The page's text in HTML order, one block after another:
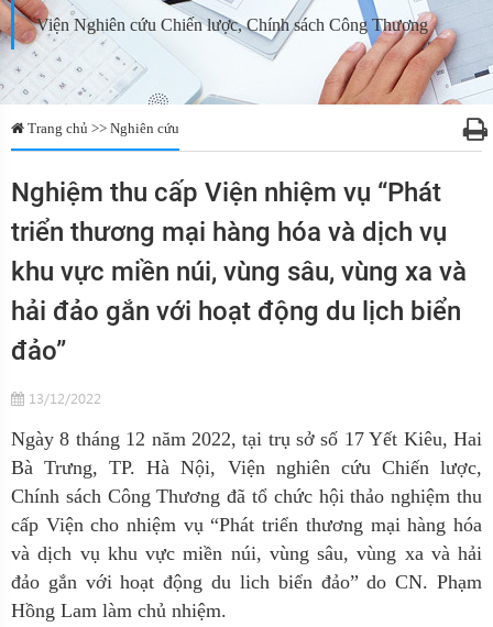
Viện Nghiên cứu Chiến lược, Chính sách Công Thương
Trang chủ >> Nghiên cứu
Nghiệm thu cấp Viện nhiệm vụ “Phát
triển thương mại hàng hóa và dịch vụ
khu vực miền núi, vùng sâu, vùng xa và
hải đảo gắn với hoạt động du lịch biển
đảo”
13/12/2022
Ngày 8 tháng 12 năm 2022, tại trụ sở số 17 Yết Kiêu, Hai
Bà Trưng, TP. Hà Nội, Viện nghiên cứu Chiến lược,
Chính sách Công Thương đã tổ chức hội thảo nghiệm thu
cấp Viện cho nhiệm vụ “Phát triển thương mại hàng hóa
và dịch vụ khu vực miền núi, vùng sâu, vùng xa và hải
đảo gắn với hoạt động du lich biển đảo” do CN. Phạm
Hồng Lam làm chủ nhiệm.